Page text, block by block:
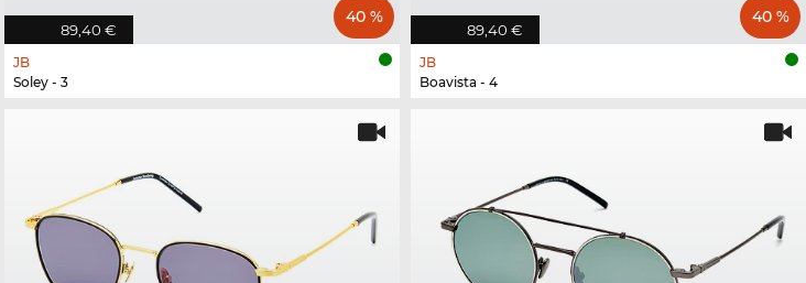
89,40 €
40 %
JB
Soley - 3
89,40 €
40 %
JB
Boavista - 4